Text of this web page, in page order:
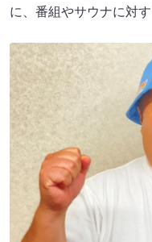
に、番組やサウナに対